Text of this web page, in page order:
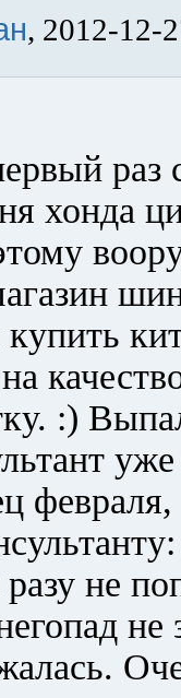
, 2012-12-
раз
хонда
:)
не